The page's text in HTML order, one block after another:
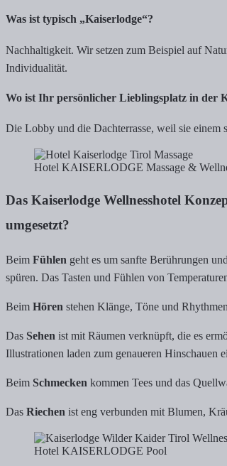
Was ist typisch „Kaiserlodge“?
Nachhaltigkeit. Wir setzen zum Beispiel auf
Individualität.
Wo ist Ihr persönlicher Lieblingsplatz in der
Die Lobby und die Dachterrasse, weil sie
Hotel KAISERLODGE Massage &
Das Kaiserlodge Wellnesshotel
umgesetzt?
Beim Fühlen geht es um sanfte Berührungen
spüren. Das Tasten und Fühlen von
Beim Hören stehen Klänge, Töne und
Das Sehen ist mit Räumen verknüpft, die es
Illustrationen laden zum genaueren Hinschauen
Beim Schmecken kommen Tees und das
Das Riechen ist eng verbunden mit Blumen,
Hotel KAISERLODGE Pool